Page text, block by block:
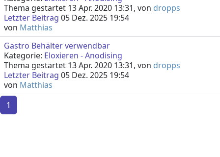
Thema gestartet 13 Apr. 2020 13:31, von dropps
Letzter Beitrag 05 Dez. 2025 19:54
von Matthias
Gastro Behälter verwendbar
Kategorie: Eloxieren - Anodising
Thema gestartet 13 Apr. 2020 13:31, von dropps
Letzter Beitrag 05 Dez. 2025 19:54
von Matthias
1